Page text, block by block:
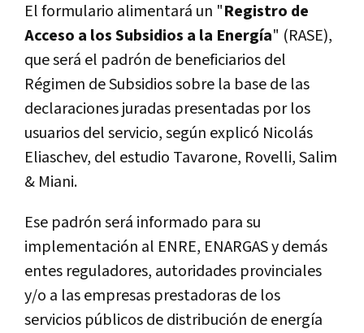
El formulario alimentará un "Registro de
Acceso a los Subsidios a la Energía" (RASE),
que será el padrón de beneficiarios del
Régimen de Subsidios sobre la base de las
declaraciones juradas presentadas por los
usuarios del servicio, según explicó Nicolás
Eliaschev, del estudio Tavarone, Rovelli, Salim
& Miani.
Ese padrón será informado para su
implementación al ENRE, ENARGAS y demás
entes reguladores, autoridades provinciales
y/o a las empresas prestadoras de los
servicios públicos de distribución de energía